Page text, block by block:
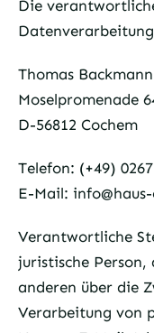
Die
Thomas Backmann
Moselpromenade
D-56812 Cochem
Telefon: (+49)
E-Mail:
Verantwortliche
juristische
anderen über die
Verarbeitung von